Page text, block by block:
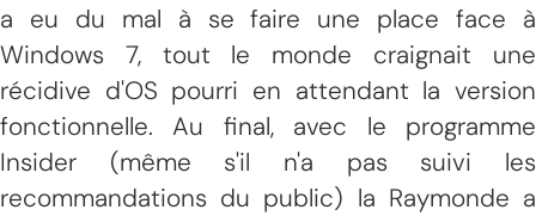
a eu du mal à se faire une place face à
Windows 7, tout le monde craignait une
récidive d'OS pourri en attendant la version
fonctionnelle. Au final, avec le programme
Insider (même s'il n'a pas suivi les
recommandations du public) la Raymonde a